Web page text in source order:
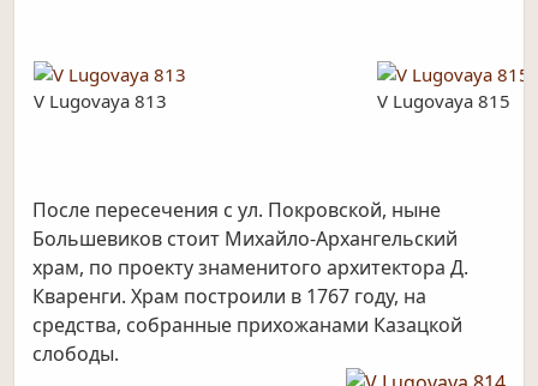
V Lugovaya 813 V Lugovaya 815
После пересечения с ул. Покровской, ныне
Большевиков стоит Михайло-Архангельский
храм, по проекту знаменитого архитектора Д.
Кваренги. Храм построили в 1767 году, на
средства, собранные прихожанами Казацкой
слободы.